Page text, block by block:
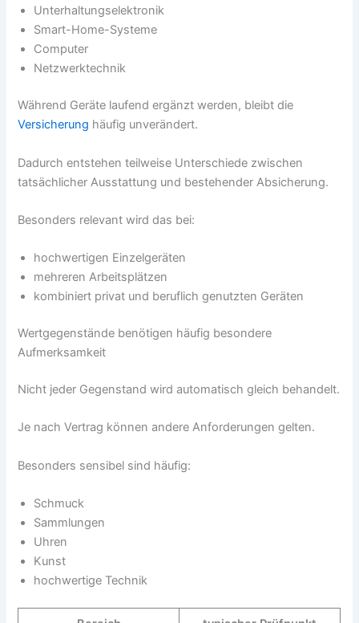
Unterhaltungselektronik
Smart-Home-Systeme
Computer
Netzwerktechnik
Während Geräte laufend ergänzt werden, bleibt die
Versicherung häufig unverändert.
Dadurch entstehen teilweise Unterschiede zwischen
tatsächlicher Ausstattung und bestehender Absicherung.
Besonders relevant wird das bei:
hochwertigen Einzelgeräten
mehreren Arbeitsplätzen
kombiniert privat und beruflich genutzten Geräten
Wertgegenstände benötigen häufig besondere
Aufmerksamkeit
Nicht jeder Gegenstand wird automatisch gleich behandelt.
Je nach Vertrag können andere Anforderungen gelten.
Besonders sensibel sind häufig:
Schmuck
Sammlungen
Uhren
Kunst
hochwertige Technik